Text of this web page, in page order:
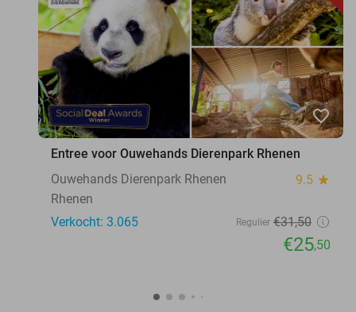
favorite_border
Entree voor Ouwehands Dierenpark Rhenen
Ouwehands Dierenpark Rhenen
9.5 star
Rhenen
Verkocht: 3.065
Regulier €31,50
€25,50